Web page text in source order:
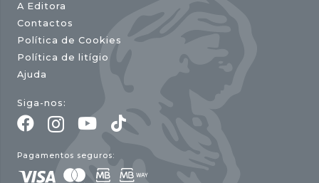
A Editora
Contactos
Política de Cookies
Política de litígio
Ajuda
Siga-nos:
Pagamentos seguros: